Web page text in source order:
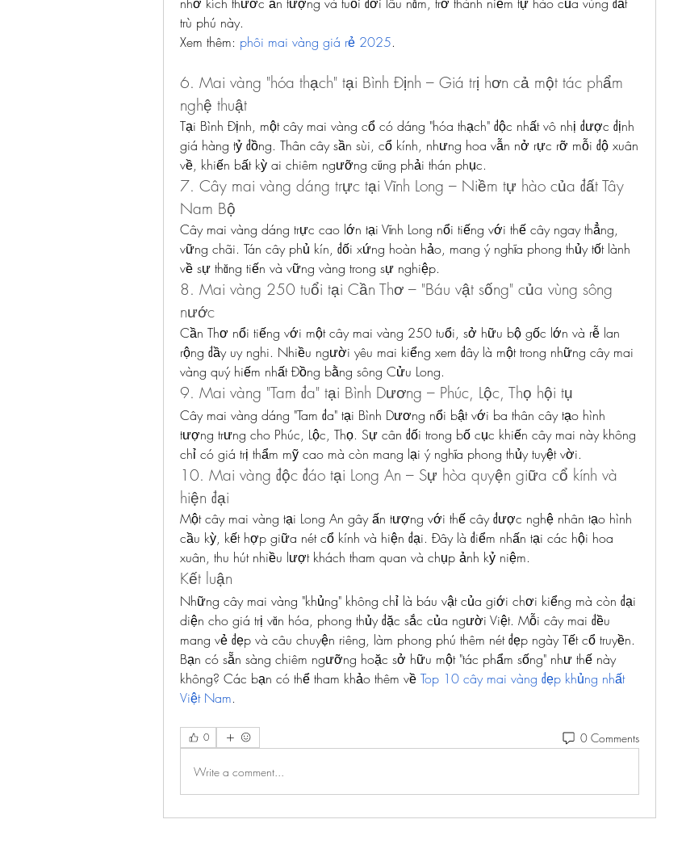
trù phú này.
Xem thêm: phôi mai vàng giá rẻ 2025.
6. Mai vàng "hóa thạch" tại Bình Định – Giá trị hơn cả một tác phẩm
nghệ thuật
Tại Bình Định, một cây mai vàng cổ có dáng "hóa thạch" độc nhất vô nhị được định
giá hàng tỷ đồng. Thân cây sần sùi, cổ kính, nhưng hoa vẫn nở rực rỡ mỗi độ xuân
về, khiến bất kỳ ai chiêm ngưỡng cũng phải thán phục.
7. Cây mai vàng dáng trực tại Vĩnh Long – Niềm tự hào của đất Tây
Nam Bộ
Cây mai vàng dáng trực cao lớn tại Vĩnh Long nổi tiếng với thế cây ngay thẳng,
vững chãi. Tán cây phủ kín, đối xứng hoàn hảo, mang ý nghĩa phong thủy tốt lành
về sự thăng tiến và vững vàng trong sự nghiệp.
8. Mai vàng 250 tuổi tại Cần Thơ – "Báu vật sống" của vùng sông
nước
Cần Thơ nổi tiếng với một cây mai vàng 250 tuổi, sở hữu bộ gốc lớn và rễ lan
rộng đầy uy nghi. Nhiều người yêu mai kiểng xem đây là một trong những cây mai
vàng quý hiếm nhất Đồng bằng sông Cửu Long.
9. Mai vàng "Tam đa" tại Bình Dương – Phúc, Lộc, Thọ hội tụ
Cây mai vàng dáng "Tam đa" tại Bình Dương nổi bật với ba thân cây tạo hình
tượng trưng cho Phúc, Lộc, Thọ. Sự cân đối trong bố cục khiến cây mai này không
chỉ có giá trị thẩm mỹ cao mà còn mang lại ý nghĩa phong thủy tuyệt vời.
10. Mai vàng độc đáo tại Long An – Sự hòa quyện giữa cổ kính và
hiện đại
Một cây mai vàng tại Long An gây ấn tượng với thế cây được nghệ nhân tạo hình
cầu kỳ, kết hợp giữa nét cổ kính và hiện đại. Đây là điểm nhấn tại các hội hoa
xuân, thu hút nhiều lượt khách tham quan và chụp ảnh kỷ niệm.
Kết luận
Những cây mai vàng "khủng" không chỉ là báu vật của giới chơi kiểng mà còn đại
diện cho giá trị văn hóa, phong thủy đặc sắc của người Việt. Mỗi cây mai đều
mang vẻ đẹp và câu chuyện riêng, làm phong phú thêm nét đẹp ngày Tết cổ truyền.
Bạn có sẵn sàng chiêm ngưỡng hoặc sở hữu một "tác phẩm sống" như thế này
không? Các bạn có thể tham khảo thêm về Top 10 cây mai vàng đẹp khủng nhất
Việt Nam.
0 0 Comments
Write a comment...